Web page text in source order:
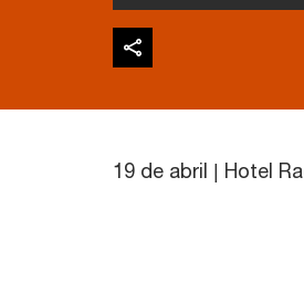
19 de abril | Hotel